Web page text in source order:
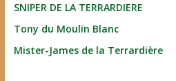
SNIPER DE LA TERRARDIERE
Tony du Moulin Blanc
Mister-James de la Terrardière